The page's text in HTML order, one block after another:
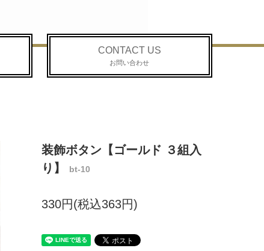
CONTACT US
お問い合わせ
装飾ボタン【ゴールド ３組入
り】
bt-10
330円(税込363円)